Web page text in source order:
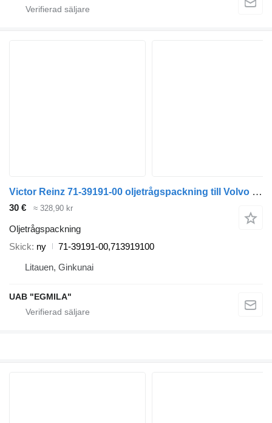
Victor Reinz 71-39191-00 oljetrågspackning till Volvo lastbil
30 € ≈ 328,90 kr
Oljetrågspackning
Skick ny
71-39191-00,713919100
Litauen, Ginkunai
UAB "EGMILA"